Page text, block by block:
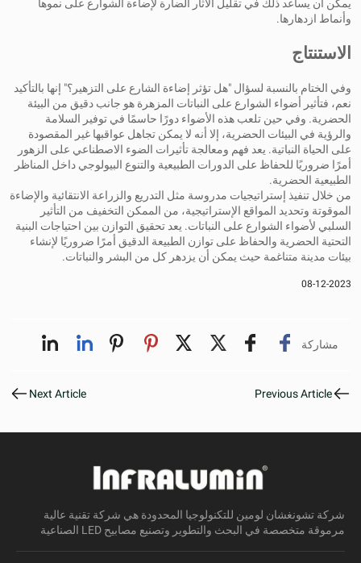
يمكن أن يساعد ذلك في تقليل الآثار الضارة لإضاءة الشوارع على نموها
وأنماط ازدهارها.
الاستنتاج
وفي الختام بالنسبة لسؤال "هل تؤثر إضاءة الشارع على التزهير؟" إنها بالتأكيد
نعم، فتأثير أضواء الشوارع على النباتات المزهرة هو جانب دقيق من البيئة
الحضرية. وفي حين تلعب هذه الأضواء دورًا حاسمًا في توفير السلامة
والرؤية في البيئات الحضرية، إلا أنه لا يمكن تجاهل عواقبها غير المقصودة
على الحياة النباتية. يعد فهم ومعالجة تأثيرات الضوء الاصطناعي على الزهور
أمرًا ضروريًا للحفاظ على الدورات الطبيعية والتنوع البيولوجي داخل المناظر
الطبيعية الحضرية.
من خلال تنفيذ إستراتيجيات مدروسة مثل التدريع والزراعة الانتقائية والإضاءة
الموقوتة وتحديد المواقع الإستراتيجية، من الممكن التخفيف من التأثير
السلبي لأضواء الشوارع على النباتات. يعد تحقيق التوازن بين احتياجات البنية
التحتية الحضرية والحفاظ على توازن الطبيعة الدقيق أمرًا ضروريًا لإنشاء
بيئات مدينة متناغمة حيث يمكن أن يزدهر كل من البشر والنباتات.
08-12-2023
مشاركة
Previous Article
Next Article
شركة تشونغشان لومين للتكنولوجيا المحدودة هي شركة تقنية عالية
مرموقة متخصصة في البحث والتطوير وتصنيع مصابيح LED الصناعية